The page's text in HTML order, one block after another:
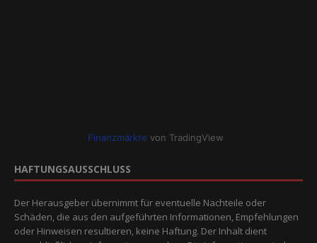
Finanzmärkte von TradingView
HAFTUNGSAUSSCHLUSS
Der Herausgeber übernimmt für eventuelle Nachteile oder
Schäden, die aus den aufgeführten Informationen, Empfehlungen
oder Hinweisen resultieren, keine Haftung. Der Inhalt dient